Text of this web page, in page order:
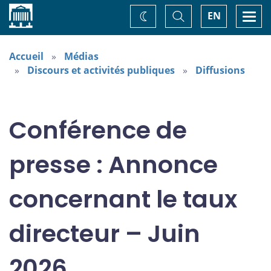
Accueil EN
Basculer
la
recherche
Changez
de
Accueil
Médias
Discours et activités publiques
Diffusions
Conférence de
presse : Annonce
concernant le taux
directeur – Juin